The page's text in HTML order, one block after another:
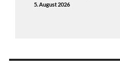
5. August 2026